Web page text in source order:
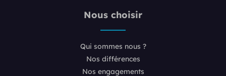
Nous choisir
Qui sommes nous ?
Nos différences
Nos engagements